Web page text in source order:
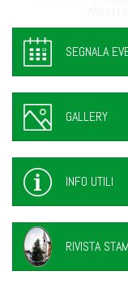
SEGNALA
GALLERY
INFO UTILI
RIVISTA